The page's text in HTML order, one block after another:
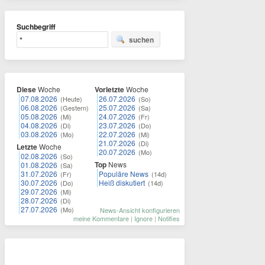
Suchbegriff
suchen
DieseWoche
07.08.2026 (Heute)
06.08.2026 (Gestern)
05.08.2026 (Mi)
04.08.2026 (Di)
03.08.2026 (Mo)
LetzteWoche
02.08.2026 (So)
01.08.2026 (Sa)
31.07.2026 (Fr)
30.07.2026 (Do)
29.07.2026 (Mi)
28.07.2026 (Di)
27.07.2026 (Mo)
VorletzteWoche
26.07.2026 (So)
25.07.2026 (Sa)
24.07.2026 (Fr)
23.07.2026 (Do)
22.07.2026 (Mi)
21.07.2026 (Di)
20.07.2026 (Mo)
Top News
Populäre News (14d)
Heiß diskutiert (14d)
News-Ansicht konfigurieren
meine Kommentare | Ignore | Notifies